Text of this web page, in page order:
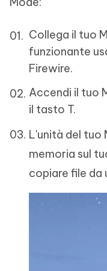
Collega il tuo
funzionante
Firewire.
Accendi il tuo
il tasto T.
L'unità del tuo
memoria sul
copiare file da